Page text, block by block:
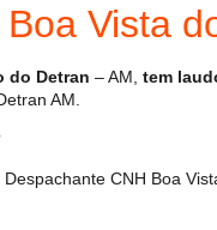
Vista
do Detran – AM, tem
AM.
CNH Boa